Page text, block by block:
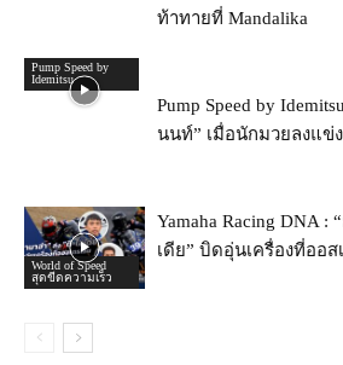
ท้าทายที่ Mandalika
Pump Speed by
Idemitsu
Pump Speed by
นนท์” เมื่อนักมวยลงแข่
World of Speed
สุดขีดความเร็ว
Yamaha Racing DNA :
เดีย” บิดอุ่นเครื่องที่ออส